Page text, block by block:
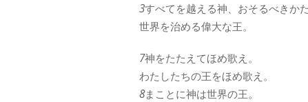
3すべてを越える神、おそるべきかた
世界を治める偉大な王。
7神をたたえてほめ歌え。
わたしたちの王をほめ歌え。
8まことに神は世界の王。